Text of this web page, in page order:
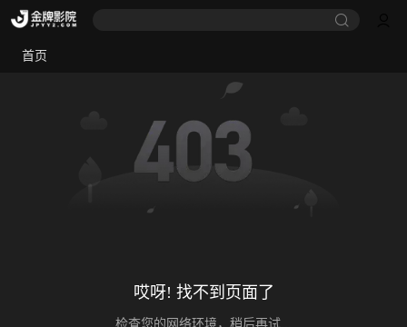
首页
哎呀! 找不到页面了
检查您的网络环境，稍后再试...